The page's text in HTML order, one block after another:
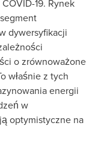
19. Rynek
dywersyfikacji
o zrównoważone
właśnie z tych
energii
w
optymistyczne na